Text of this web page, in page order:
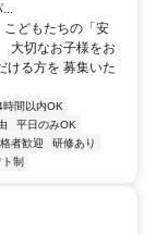
...
どもたちの「安
大切なお子様をお
ける方を 募集いた
時間以内OK
平日のみOK
者歓迎
研修あり
制